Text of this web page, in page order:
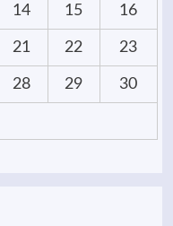
14 15 16
21 22 23
28 29 30